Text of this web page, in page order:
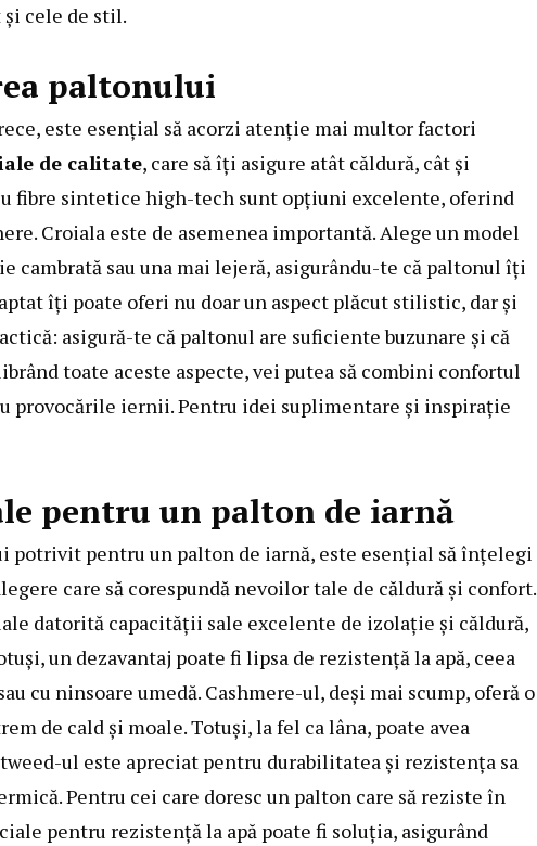
cele de stil.
paltonului
este esențial să acorzi atenție mai multor factori
de calitate, care să îți asigure atât căldură, cât și
fibre sintetice high-tech sunt opțiuni excelente, oferind
Croiala este de asemenea importantă. Alege un model
cambrată sau una mai lejeră, asigurându-te că paltonul îți
îți poate oferi nu doar un aspect plăcut stilistic, dar și
asigură-te că paltonul are suficiente buzunare și că
toate aceste aspecte, vei putea să combini confortul
provocările iernii. Pentru idei suplimentare și inspirație
pentru un palton de iarnă
potrivit pentru un palton de iarnă, este esențial să înțelegi
care să corespundă nevoilor tale de căldură și confort.
datorită capacității sale excelente de izolație și căldură,
un dezavantaj poate fi lipsa de rezistență la apă, ceea
cu ninsoare umedă. Cashmere-ul, deși mai scump, oferă o
de cald și moale. Totuși, la fel ca lâna, poate avea
ul este apreciat pentru durabilitatea și rezistența sa
Pentru cei care doresc un palton care să reziste în
pentru rezistență la apă poate fi soluția, asigurând